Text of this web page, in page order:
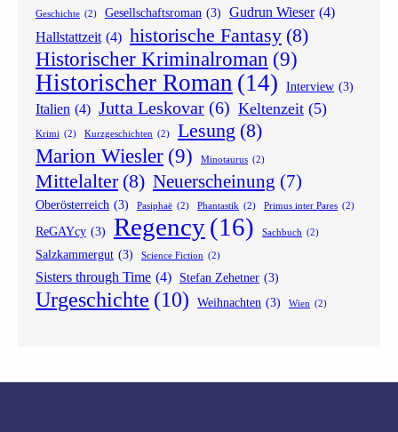
Geschichte (2) Gesellschaftsroman (3) Gudrun Wieser (4)
Hallstattzeit (4) historische Fantasy (8)
Historischer Kriminalroman (9)
Historischer Roman (14) Interview (3)
Italien (4) Jutta Leskovar (6) Keltenzeit (5)
Krimi (2) Kurzgeschichten (2) Lesung (8)
Marion Wiesler (9) Minotaurus (2)
Mittelalter (8) Neuerscheinung (7)
Oberösterreich (3) Pasiphaë (2) Phantastik (2) Primus inter Pares (2)
ReGAYcy (3) Regency(16) Sachbuch (2)
Salzkammergut (3) Science Fiction (2)
Sisters through Time (4) Stefan Zehetner (3)
Urgeschichte (10) Weihnachten (3) Wien (2)